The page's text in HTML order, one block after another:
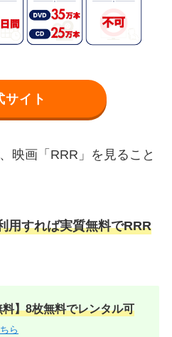
サイト
映画「RRR」を見ること
用すれば実質無料でRRR
】8枚無料でレンタル可
ら